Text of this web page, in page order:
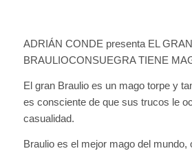
ADRIÁN CONDE presenta EL GRAN
BRAULIOCONSUEGRA TIENE
El gran Braulio es un mago torpe y
es consciente de que sus trucos le
casualidad.
Braulio es el mejor mago del mundo,